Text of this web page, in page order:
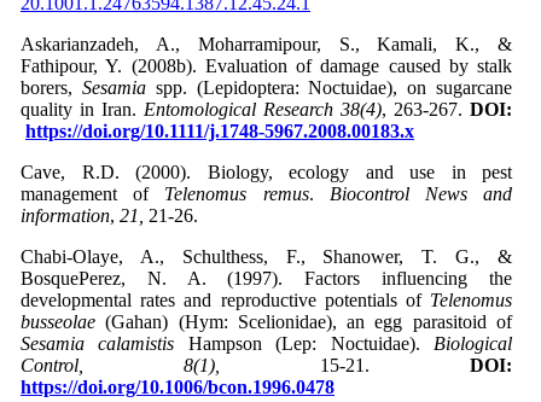
Askarianzadeh, A., Moharramipour, S., Kamali, K., &
Fathipour, Y. (2008b). Evaluation of damage caused by stalk
borers, Sesamiaspp. (Lepidoptera: Noctuidae), on sugarcane
quality in Iran. Entomological Research 38(4), 263-267. DOI:
https://doi.org/10.1111/j.1748-5967.2008.00183.x
Cave, R.D. (2000). Biology, ecology and use in pest
management of Telenomus remus. Biocontrol News and
information, 21,
21-26.
Chabi-Olaye, A., Schulthess, F., Shanower, T. G., &
BosquePerez, N. A. (1997). Factors influencing the
developmental rates and reproductive potentials of Telenomus
busseolae (Gahan) (Hym: Scelionidae), an egg parasitoid of
Sesamia calamistis Hampson (Lep: Noctuidae). Biological
Control, 8(1),
15-21. DOI:
https://doi.org/10.1006/bcon.1996.0478